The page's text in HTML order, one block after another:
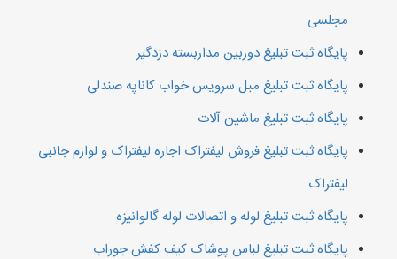
مجلسی
پایگاه ثبت تبلیغ دوربین مداربسته دزدگیر
پایگاه ثبت تبلیغ مبل سرویس خواب کاناپه صندلی
پایگاه ثبت تبلیغ ماشین آلات
پایگاه ثبت تبلیغ فروش لیفتراک اجاره لیفتراک و لوازم جانبی
لیفتراک
پایگاه ثبت تبلیغ لوله و اتصالات لوله گالوانیزه
پایگاه ثبت تبلیغ لباس پوشاک کیف کفش جوراب